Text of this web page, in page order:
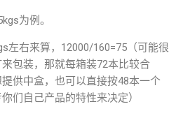
为例。
左右来算，12000/160=75（可能很
包装，那就每箱装72本比较合
供中盒，也可以直接按48本一个
们自己产品的特性来决定）